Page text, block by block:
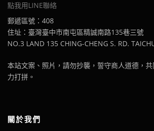
點我用LINE聯絡
郵遞區號：408
住址：臺灣臺中市南屯區精誠南路135巷三號
NO.3 LAND 135 CHING-CHENG S. RD.
本站文案、照片，請勿抄襲，誓守商人道德，
力打拼。
關於我們